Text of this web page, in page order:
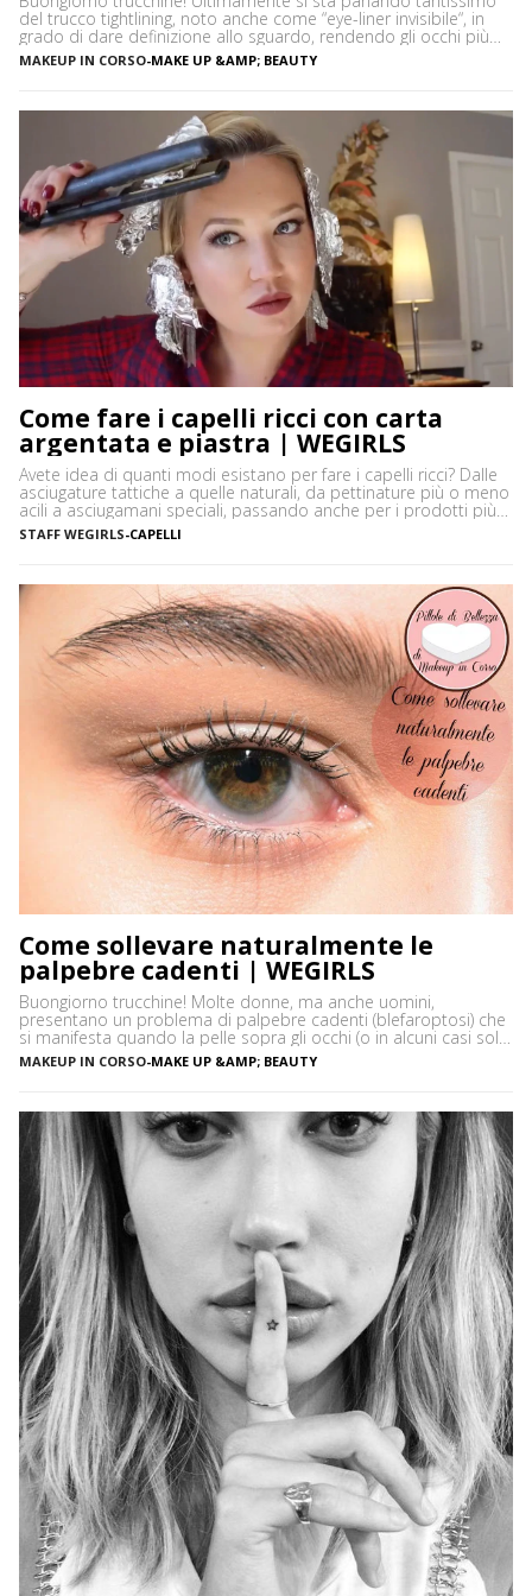
del trucco tightlining, noto anche come “eye-liner invisibile“, in
grado di dare definizione allo sguardo, rendendo gli occhi più
espressivi e le ciglia più folte. Ma di cosa si tratta precisamente?
Vediamo insieme cos’è tightlining e come farlo senza rischiare di
MAKEUP IN CORSO-MAKE UP &AMP; BEAUTY
Come fare i capelli ricci con carta
argentata e piastra | WEGIRLS
Avete idea di quanti modi esistano per fare i capelli ricci? Dalle
asciugature tattiche a quelle naturali, da pettinature più o meno
acili a asciugamani speciali, passando anche per i prodotti più
disparati. Avere i capelli ricci è uno must, ancor di più in estate,
quando ci vediamo più belle selvagge. Ci sono tanti modi […]
STAFF WEGIRLS-CAPELLI
Come sollevare naturalmente le
palpebre cadenti | WEGIRLS
Buongiorno trucchine! Molte donne, ma anche uomini,
presentano un problema di palpebre cadenti (blefaroptosi) che
si manifesta quando la pelle sopra gli occhi (o in alcuni casi solo
uno) cede e scende a coprire una parte del bulbo. Questo
problema , spesso, non è solo puramente estetico, oltre che
MAKEUP IN CORSO-MAKE UP &AMP; BEAUTY